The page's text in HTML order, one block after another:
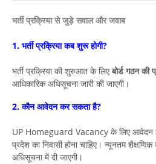
भर्ती प्रक्रिया से जुड़े सवाल और जवाब
1. भर्ती प्रक्रिया कब शुरू होगी?
भर्ती प्रक्रिया की शुरुआत के लिएबोर्ड गठन की
आधिकारिक अधिसूचना जारी की जाएगी।
2. कौन आवेदन कर सकता है?
UP Homeguard Vacancy के लिए आवेदन
प्रदेश का निवासी होना चाहिए। न्यूनतम
अधिसूचना में दी जाएगी।